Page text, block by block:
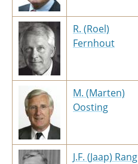
R. (Roel)
Fernhout
M. (Marten)
Oosting
J.F. (Jaap) Rang